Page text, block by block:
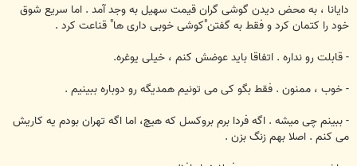
دایانا ، به محض دیدن گوشی گران قیمت سهیل به وجد آمد . اما سریع شوق
خود را کتمان کرد و فقط به گفتن"کوشی خوبی داری ها" قناعت کرد .
- قابلت رو نداره . اتفاقا باید عوضش کنم ، خیلی یوغره.
- خوب ، ممنون . فقط بگو کی می تونیم همدیگه رو دوباره ببینیم .
- ببینم چی میشه . اگه فردا برم بروکسل که هیچ، اما اگه تهران بودم یه کاریش
می کنم . اصلا بهم زنگ بزن .